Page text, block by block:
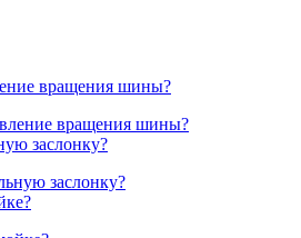
вращения шины?
заслонку?